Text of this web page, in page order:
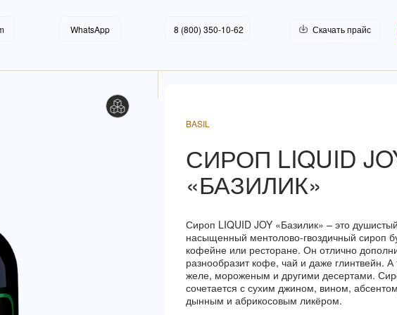
LET'S GO!
LET'S GO! LET'S GO!
8 (800) 350-10-62
WhatsApp Скачать прайс
BASIL
СИРОП LIQUID
«БАЗИЛИК»
Сироп LIQUID JOY «Базилик» – это
насыщенный ментолово-гвоздичный сироп
кофейне или ресторане. Он отлично
разнообразит кофе, чай и даже глинтвейн. А
желе, мороженым и другими десертами.
сочетается с сухим джином, вином,
дынным и абрикосовым ликёром.